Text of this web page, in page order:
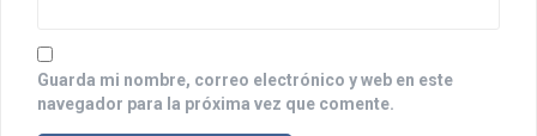
Guarda mi nombre, correo electrónico y web en este
navegador para la próxima vez que comente.